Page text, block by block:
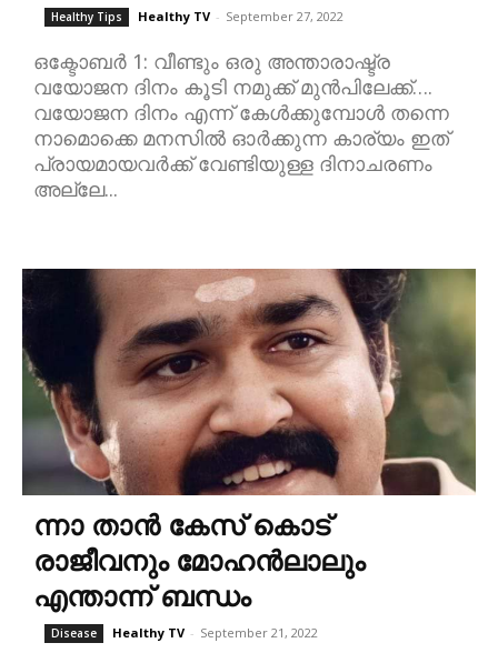
Healthy Tips Healthy TV - September 27, 2022
ഒക്ടോബർ 1: വീണ്ടും ഒരു അന്താരാഷ്ട്ര
വയോജന ദിനം കൂടി നമുക്ക് മുൻപിലേക്ക്….
വയോജന ദിനം എന്ന് കേൾക്കുമ്പോൾ തന്നെ
നാമൊക്കെ മനസിൽ ഓർക്കുന്ന കാര്യം ഇത്
പ്രായമായവർക്ക് വേണ്ടിയുള്ള ദിനാചരണം
അല്ലേ...
ന്നാ താൻ കേസ് കൊട്
രാജീവനും മോഹൻലാലും
എന്താന്ന് ബന്ധം
Disease Healthy TV - September 21, 2022